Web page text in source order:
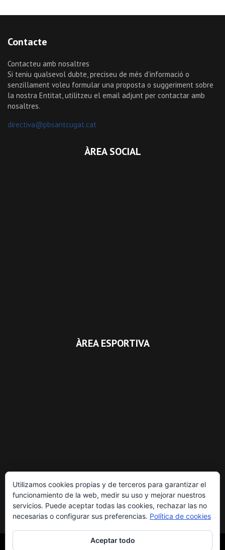
Contacte
Contacteu amb nosaltres
Si teniu qualsevol dubte, preciseu de més d’informació o
senzillament voleu formular una proposta o suggeriment sobre
la nostra Entitat, utilitzeu el email adjunt per contactar amb
nosaltres.
directiva@pbsantcugat.cat
ÀREA SOCIAL
ÀREA ESPORTIVA
Utilizamos cookies propias y de terceros para garantizar el
funcionamiento de la web, medir su uso y mejorar nuestros
servicios. Puede aceptar todas las cookies, rechazar las no
necesarias o configurar sus preferencias. Política de cookies
Aceptar todo